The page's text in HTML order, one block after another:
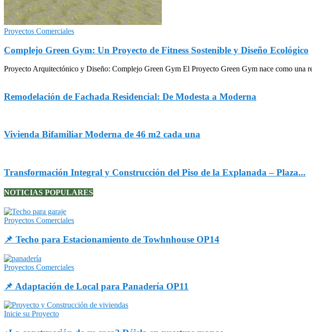
Proyectos Comerciales
Complejo Green Gym: Un Proyecto de Fitness Sostenible y Diseño Ecológico
Proyecto Arquitectónico y Diseño: Complejo Green Gym El Proyecto Green Gym nace como una
Remodelación de Fachada Residencial: De Modesta a Moderna
Vivienda Bifamiliar Moderna de 46 m2 cada una
Transformación Integral y Construcción del Piso de la Explanada – Plaza...
NOTICIAS POPULARES
Proyectos Comerciales
📌 Techo para Estacionamiento de Towhnhouse OP14
Proyectos Comerciales
📌 Adaptación de Local para Panadería OP11
Inicie su Proyecto